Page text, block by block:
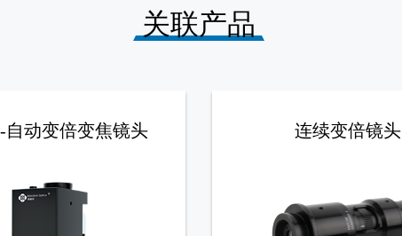
关联产品
自动变倍变焦镜头 连续变倍镜头